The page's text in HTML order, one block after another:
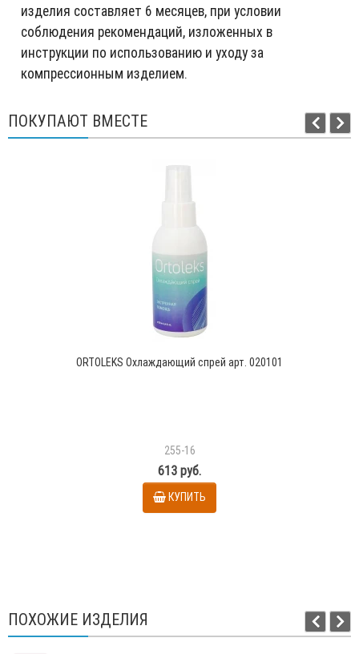
изделия составляет 6 месяцев, при условии
соблюдения рекомендаций, изложенных в
инструкции по использованию и уходу за
компрессионным изделием.
ПОКУПАЮТ ВМЕСТЕ
ORTOLEKS Охлаждающий спрей арт. 020101
255-16
613 руб.
КУПИТЬ
ПОХОЖИЕ ИЗДЕЛИЯ